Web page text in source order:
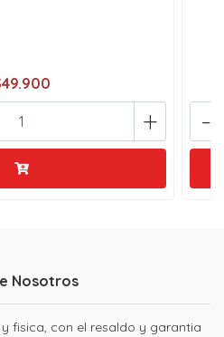
+ -
Nosotros
fisica, con el resaldo y garantia